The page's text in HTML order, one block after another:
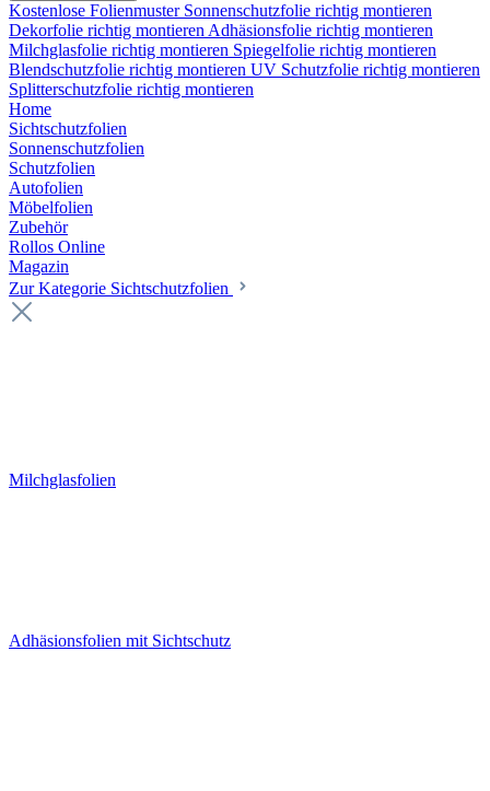
Kostenlose Folienmuster Sonnenschutzfolie richtig montieren
Dekorfolie richtig montieren Adhäsionsfolie richtig montieren
Milchglasfolie richtig montieren Spiegelfolie richtig montieren
Blendschutzfolie richtig montieren UV Schutzfolie richtig montieren
Splitterschutzfolie richtig montieren
Home
Sichtschutzfolien
Sonnenschutzfolien
Schutzfolien
Autofolien
Möbelfolien
Zubehör
Rollos Online
Magazin
Zur Kategorie Sichtschutzfolien
Milchglasfolien
Adhäsionsfolien mit Sichtschutz